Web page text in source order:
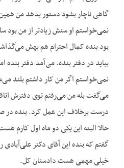
گاهی ناچار بشود دستور بدهد من
نمی‌خواستم او سنش زیادتر از من بود
بود بنده کمال احترام هم بهش
بیاید در دفتر بنده. می‌آمد دفتر
نمی‌خواستم اگر من کار داشتم بلند
می‌گفت بله من می‌رفتم توی دفترش
درست برخلاف این عمل کرد. بنده در
حالا البته این یکی دو ماه اول کارم
گفتم که بنده این آقای دکتر
خیلی مهمی هست دادستان کل.